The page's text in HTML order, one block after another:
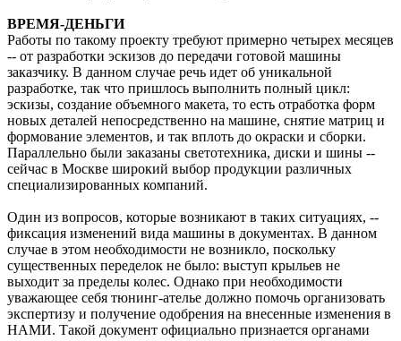
ВРЕМЯ-ДЕНЬГИ
Работы по такому проекту требуют примерно четырех месяцев
-- от разработки эскизов до передачи готовой машины
заказчику. В данном случае речь идет об уникальной
разработке, так что пришлось выполнить полный цикл:
эскизы, создание объемного макета, то есть отработка форм
новых деталей непосредственно на машине, снятие матриц и
формование элементов, и так вплоть до окраски и сборки.
Параллельно были заказаны светотехника, диски и шины --
сейчас в Москве широкий выбор продукции различных
специализированных компаний.
Один из вопросов, которые возникают в таких ситуациях, --
фиксация изменений вида машины в документах. В данном
случае в этом необходимости не возникло, поскольку
существенных переделок не было: выступ крыльев не
выходит за пределы колес. Однако при необходимости
уважающее себя тюнинг-ателье должно помочь организовать
экспертизу и получение одобрения на внесенные изменения в
НАМИ. Такой документ официально признается органами